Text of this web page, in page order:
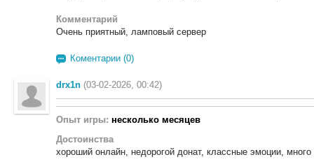
Комментарий
Очень приятный, ламповый сервер
Коментарии (0)
drx1n (03-02-2026, 00:42)
Опыт игры: несколько месяцев
Достоинства
хороший онлайн, недорогой донат, классные эмоции,